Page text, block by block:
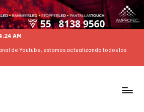
AM
de Youtube, estamos actualizando todos los